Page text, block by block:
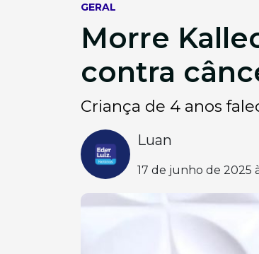
GERAL
Morre
contra
Criança de 4 anos
Luan
17 de junho de 2025